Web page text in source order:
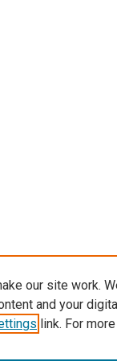
our site work.
and your
link. For